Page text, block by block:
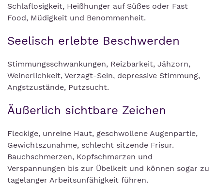
Schlaflosigkeit, Heißhunger auf Süßes oder Fast
Food, Müdigkeit und Benommenheit.
Seelisch erlebte Beschwerden
Stimmungsschwankungen, Reizbarkeit, Jähzorn,
Weinerlichkeit, Verzagt-Sein, depressive Stimmung,
Angstzustände, Putzsucht.
Äußerlich sichtbare Zeichen
Fleckige, unreine Haut, geschwollene Augenpartie,
Gewichtszunahme, schlecht sitzende Frisur.
Bauchschmerzen, Kopfschmerzen und
Verspannungen bis zur Übelkeit und können sogar zu
tagelanger Arbeitsunfähigkeit führen.